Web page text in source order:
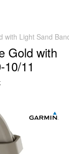
with Light Sand
Gold with
11